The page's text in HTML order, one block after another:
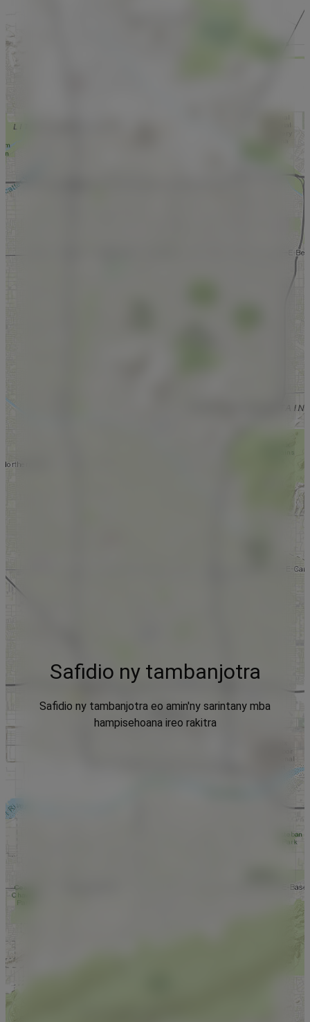
Safidio ny tambanjotra
Safidio ny tambanjotra eo amin'ny sarintany mba
hampisehoana ireo rakitra